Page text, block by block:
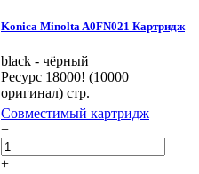
Konica Minolta A0FN021 Картридж
black - чёрный
Ресурс 18000! (10000
оригинал) стр.
Совместимый картридж
−
+